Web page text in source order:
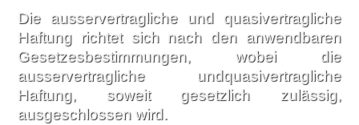
Die ausservertragliche und quasivertragliche
Haftung richtet sich nach den anwendbaren
Gesetzesbestimmungen, wobei die
ausservertragliche undquasivertragliche
Haftung, soweit gesetzlich zulässig,
ausgeschlossen wird.